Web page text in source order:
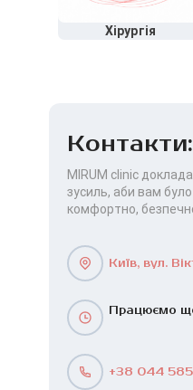
Хірургія
Контакти:
MIRUM clinic
зусиль, аби вам
комфортно,
Київ, вул.
Працюємо
+38 044